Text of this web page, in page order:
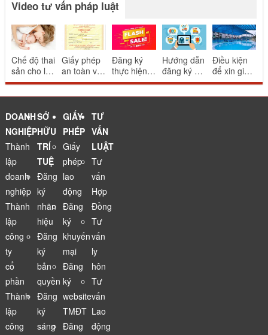
Video tư vấn pháp luật
Chế độ thai
sản cho lao
động nữ
Giấy phép
an toàn vệ
sinh thực
ăn uống
Đăng ký
thực hiện
khuyến mại
Hướng dẫn
đăng ký và
thông báo
Điều kiện
để xin giấy
phép bể
DOANH
NGHIỆP
Thành
lập
doanh
nghiệp
Thành
lập
công
ty
cổ
phần
Thành
lập
công
SỞ
HỮU
TRÍ
TUỆ
Đăng
ký
nhãn
hiệu
Đăng
ký
bản
quyền
Đăng
ký
sáng
GIẤY
PHÉP
Giấy
phép
lao
động
Đăng
ký
khuyến
mại
Đăng
ký
website
TMĐT
Đăng
TƯ
VẤN
LUẬT
Tư
vấn
Hợp
Đồng
Tư
vấn
ly
hôn
Tư
vấn
Lao
động